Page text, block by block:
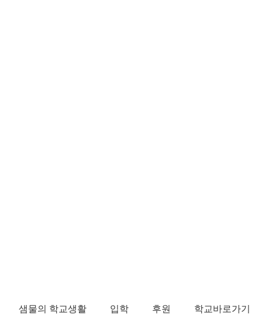
샘물의 학교생활 입학 후원 학교바로가기